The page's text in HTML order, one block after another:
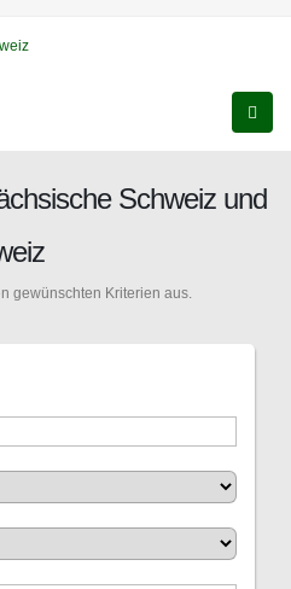
Schweiz und
gewünschten Kriterien aus.